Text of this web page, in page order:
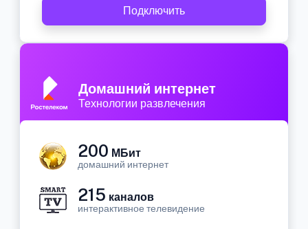
Подключить
Домашний интернет
Технологии развлечения
200 МБит
домашний интернет
215 каналов
интерактивное телевидение